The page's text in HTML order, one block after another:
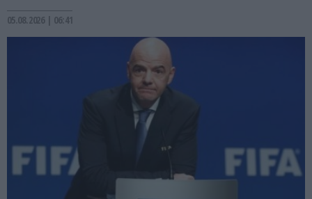
05.08.2026 | 06:41